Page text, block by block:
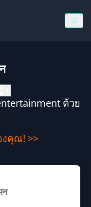
ด้วย
คุณ! >>